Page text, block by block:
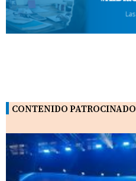
CONTENIDO PATROCINADO